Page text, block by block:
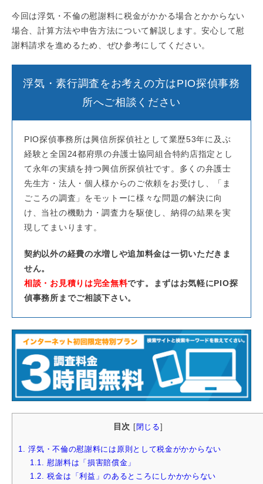
今回は浮気・不倫の慰謝料に税金がかかる場合とかからない
場合、計算方法や申告方法について解説します。安心して慰
謝料請求を進めるため、ぜひ参考にしてください。
浮気・素行調査をお考えの方はPIO探偵事務
所へご相談ください
PIO探偵事務所は興信所探偵社として業歴53年に及ぶ
経験と全国24都府県の弁護士協同組合特約店指定とし
て永年の実績を持つ興信所探偵社です。多くの弁護士
先生方・法人・個人様からのご依頼をお受けし、「ま
ごころの調査」をモットーに様々な問題の解決に向
け、当社の機動力・調査力を駆使し、納得の結果を実
現してまいります。
契約以外の経費の水増しや追加料金は一切いただきま
せん。
相談・お見積りは完全無料です。まずはお気軽にPIO探
偵事務所までご相談下さい。
目次 閉じる
1.
浮気・不倫の慰謝料には原則として税金がかからない
1.1.
慰謝料は「損害賠償金」
1.2.
税金は「利益」のあるところにしかかからない